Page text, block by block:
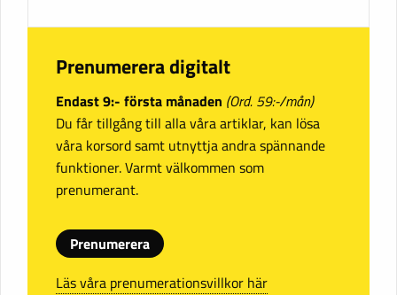
Prenumerera digitalt
Endast 9:- första månaden (Ord. 59:-/mån)
Du får tillgång till alla våra artiklar, kan lösa
våra korsord samt utnyttja andra spännande
funktioner. Varmt välkommen som
prenumerant.
Prenumerera
Läs våra prenumerationsvillkor här